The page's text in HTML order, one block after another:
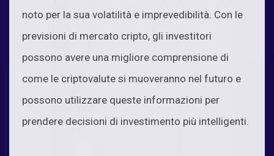
noto per la sua volatilità e imprevedibilità. Con le
previsioni di mercato cripto, gli investitori
possono avere una migliore comprensione di
come le criptovalute si muoveranno nel futuro e
possono utilizzare queste informazioni per
prendere decisioni di investimento più intelligenti.